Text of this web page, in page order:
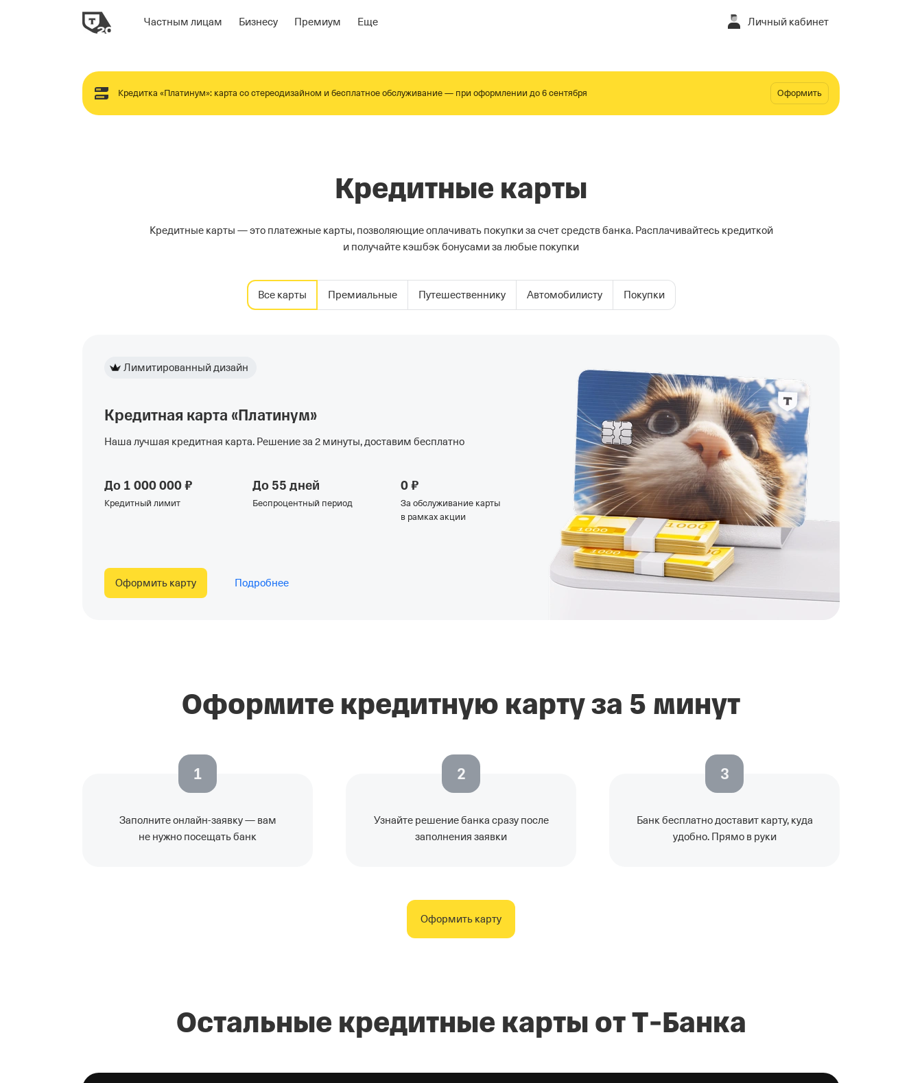
Частным лицам Бизнесу Премиум Еще Личный кабинет
Кредитка «Платинум»: карта со стереодизайном и бесплатное обслуживание — при оформлении до 6 сентября Оформить
Кредитные карты
Кредитные карты — это платежные карты, позволяющие оплачивать покупки за счет средств банка. Расплачивайтесь кредиткой
и получайте кэшбэк бонусами за любые покупки
Все карты Премиальные Путешественнику Автомобилисту Покупки
Лимитированный дизайн
Кредитная карта «Платинум»
Наша лучшая кредитная карта. Решение за 2 минуты, доставим бесплатно
До 1 000 000 ₽
Кредитный лимит
До 55 дней
Беспроцентный период
0 ₽
За обслуживание карты
в рамках акции
Оформить карту Подробнее
Оформите кредитную карту за 5 минут
1
Заполнитеонлайн-заявку— вам
не нужно посещать банк
2
Узнайте решение банка сразу после
заполнения заявки
3
Банк бесплатно доставит карту, куда
удобно. Прямо в руки
Оформить карту
Остальные кредитные карты от Т‑Банка